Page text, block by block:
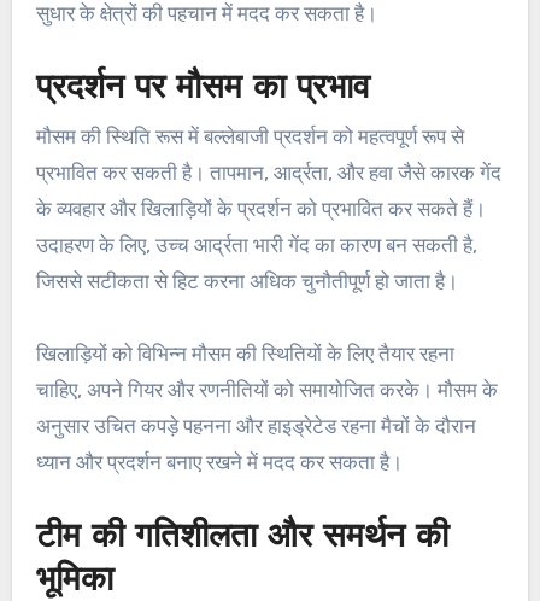
सुधार के क्षेत्रों की पहचान में मदद कर सकता है।
प्रदर्शन पर मौसम का प्रभाव
मौसम की स्थिति रूस में बल्लेबाजी प्रदर्शन को महत्वपूर्ण रूप से
प्रभावित कर सकती है। तापमान, आर्द्रता, और हवा जैसे कारक गेंद
के व्यवहार और खिलाड़ियों के प्रदर्शन को प्रभावित कर सकते हैं।
उदाहरण के लिए, उच्च आर्द्रता भारी गेंद का कारण बन सकती है,
जिससे सटीकता से हिट करना अधिक चुनौतीपूर्ण हो जाता है।
खिलाड़ियों को विभिन्न मौसम की स्थितियों के लिए तैयार रहना
चाहिए, अपने गियर और रणनीतियों को समायोजित करके। मौसम के
अनुसार उचित कपड़े पहनना और हाइड्रेटेड रहना मैचों के दौरान
ध्यान और प्रदर्शन बनाए रखने में मदद कर सकता है।
टीम की गतिशीलता और समर्थन की
भूमिका